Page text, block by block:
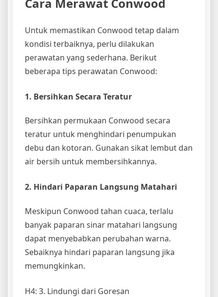
Cara Merawat Conwood
Untuk memastikan Conwood tetap dalam
kondisi terbaiknya, perlu dilakukan
perawatan yang sederhana. Berikut
beberapa tips perawatan Conwood:
1. Bersihkan Secara Teratur
Bersihkan permukaan Conwood secara
teratur untuk menghindari penumpukan
debu dan kotoran. Gunakan sikat lembut dan
air bersih untuk membersihkannya.
2. Hindari Paparan Langsung Matahari
Meskipun Conwood tahan cuaca, terlalu
banyak paparan sinar matahari langsung
dapat menyebabkan perubahan warna.
Sebaiknya hindari paparan langsung jika
memungkinkan.
H4: 3. Lindungi dari Goresan